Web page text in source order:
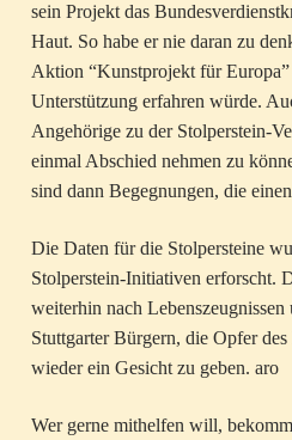
sein Projekt das
Haut. So habe er nie daran zu
Aktion “Kunstprojekt für Europa”
Unterstützung erfahren würde.
Angehörige zu der Stolperstein-
einmal Abschied nehmen zu
sind dann Begegnungen, die
Die Daten für die Stolpersteine
Stolperstein-Initiativen erforscht.
weiterhin nach
Stuttgarter Bürgern, die Opfer
wieder ein Gesicht zu geben. aro
Wer gerne mithelfen will,